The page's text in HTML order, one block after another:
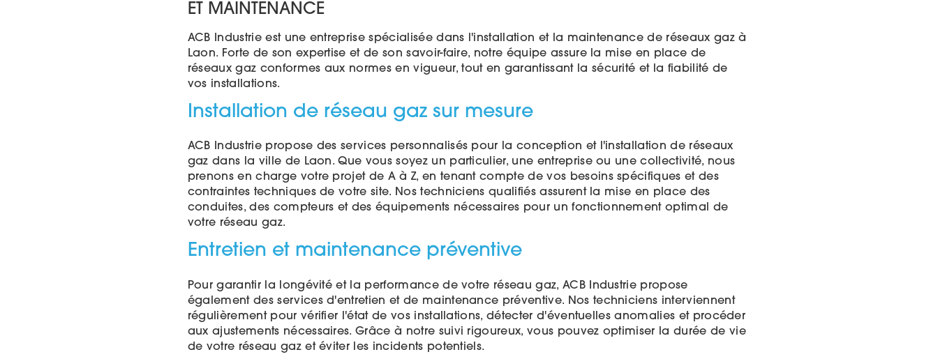
ET MAINTENANCE
ACB Industrie est une entreprise spécialisée dans l'installation et la maintenance de réseaux gaz à
Laon. Forte de son expertise et de son savoir-faire, notre équipe assure la mise en place de
réseaux gaz conformes aux normes en vigueur, tout en garantissant la sécurité et la fiabilité de
vos installations.
Installation de réseau gaz sur mesure
ACB Industrie propose des services personnalisés pour la conception et l'installation de réseaux
gaz dans la ville de Laon. Que vous soyez un particulier, une entreprise ou une collectivité, nous
prenons en charge votre projet de A à Z, en tenant compte de vos besoins spécifiques et des
contraintes techniques de votre site. Nos techniciens qualifiés assurent la mise en place des
conduites, des compteurs et des équipements nécessaires pour un fonctionnement optimal de
votre réseau gaz.
Entretien et maintenance préventive
Pour garantir la longévité et la performance de votre réseau gaz, ACB Industrie propose
également des services d'entretien et de maintenance préventive. Nos techniciens interviennent
régulièrement pour vérifier l'état de vos installations, détecter d'éventuelles anomalies et procéder
aux ajustements nécessaires. Grâce à notre suivi rigoureux, vous pouvez optimiser la durée de vie
de votre réseau gaz et éviter les incidents potentiels.